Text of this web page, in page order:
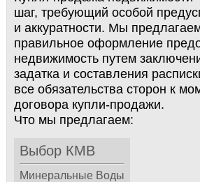
шаг, требующий особой
и аккуратности. Мы
правильное оформление
недвижимость путем
задатка и составления
все обязательства сторон к
договора купли-продажи.
Что мы предлагаем:
Выбор КМВ
Минеральные Воды